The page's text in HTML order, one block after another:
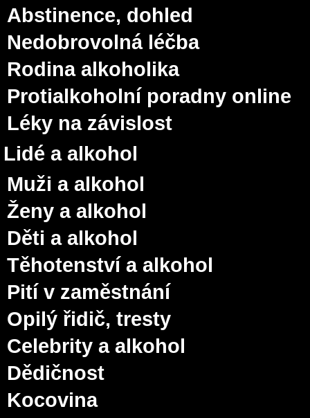
Abstinence, dohled
Nedobrovolná léčba
Rodina alkoholika
Protialkoholní poradny online
Léky na závislost
Lidé a alkohol
Muži a alkohol
Ženy a alkohol
Děti a alkohol
Těhotenství a alkohol
Pití v zaměstnání
Opilý řidič, tresty
Celebrity a alkohol
Dědičnost
Kocovina